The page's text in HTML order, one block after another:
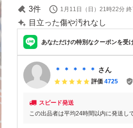
3件 1月11日（日）21時22分 終
目立った傷や汚れなし
あなただけの特別なクーポンを受
＊ ＊ ＊ ＊ ＊ さん
評価 4725
スピード発送
この出品者は平均24時間以内に発送し